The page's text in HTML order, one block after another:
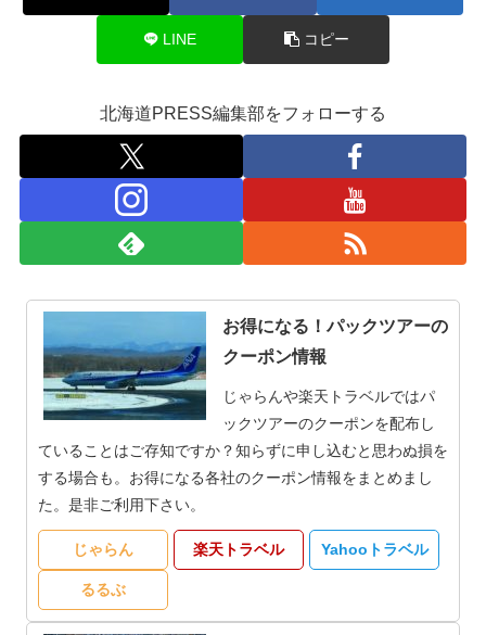
LINE コピー
北海道PRESS編集部をフォローする
お得になる！パックツアーの
クーポン情報
じゃらんや楽天トラベルではパ
ックツアーのクーポンを配布し
ていることはご存知ですか？知らずに申し込むと思わぬ損を
する場合も。お得になる各社のクーポン情報をまとめまし
た。是非ご利用下さい。
じゃらん 楽天トラベル Yahooトラベル
るるぶ